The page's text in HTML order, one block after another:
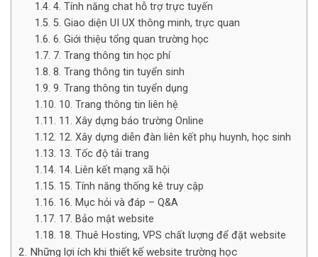
4. Tính năng chat hỗ trợ trực tuyến
5. Giao diện UI UX thông minh, trực quan
6. Giới thiệu tổng quan trường học
7. Trang thông tin học phí
8. Trang thông tin tuyển sinh
9. Trang thông tin tuyển dụng
10. Trang thông tin liên hệ
11. Xây dựng báo trường Online
12. Xây dựng diễn đàn liên kết phụ huynh, học sinh
13. Tốc độ tải trang
14. Liên kết mạng xã hội
15. Tính năng thống kê truy cập
16. Mục hỏi và đáp – Q&A
17. Bảo mật website
18. Thuê Hosting, VPS chất lượng để đặt website
Những lợi ích khi thiết kế website trường học